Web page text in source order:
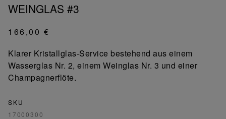
WEINGLAS #3
166,00 €
Klarer Kristallglas-Service bestehend aus einem
Wasserglas Nr. 2, einem Weinglas Nr. 3 und einer
Champagnerflöte.
SKU
17000300